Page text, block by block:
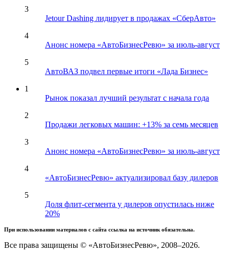
3
Jetour Dashing лидирует в продажах «СберАвто»
4
Анонс номера «АвтоБизнесРевю» за июль-август
5
АвтоВАЗ подвел первые итоги «Лада Бизнес»
1
Рынок показал лучший результат с начала года
2
Продажи легковых машин: +13% за семь месяцев
3
Анонс номера «АвтоБизнесРевю» за июль-август
4
«АвтоБизнесРевю» актуализировал базу дилеров
5
Доля флит-сегмента у дилеров опустилась ниже
20%
При использовании материалов с сайта ссылка на источник обязательна.
Все права защищены © «АвтоБизнесРевю», 2008–2026.